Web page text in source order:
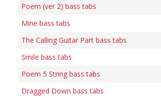
Poem (ver 2) bass tabs
Mine bass tabs
The Calling Guitar Part bass tabs
Smile bass tabs
Poem 5 String bass tabs
Dragged Down bass tabs